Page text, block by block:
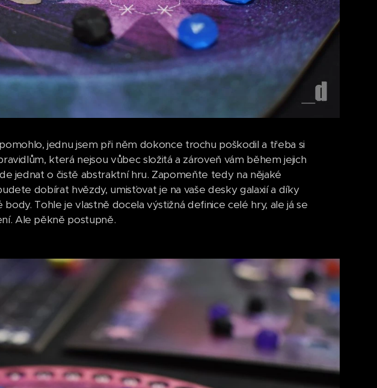
jednu jsem při něm dokonce trochu poškodil a třeba si
která nejsou vůbec složitá a zároveň vám během jejich
jednat o čistě abstraktní hru. Zapomeňte tedy na nějaké
dobírat hvězdy, umisťovat je na vaše desky galaxií a díky
Tohle je vlastně docela výstižná definice celé hry, ale já se
Ale pěkně postupně.